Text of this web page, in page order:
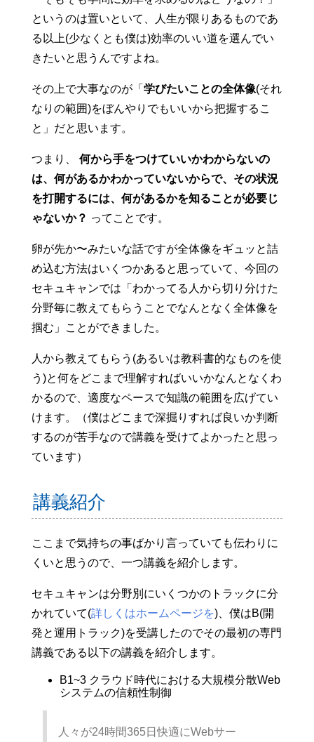
というのは置いといて、人生が限りあるものであ
る以上(少なくとも僕は)効率のいい道を選んでい
きたいと思うんですよね。
その上で大事なのが「 学びたいことの全体像(それ
なりの範囲)をぼんやりでもいいから把握するこ
と」だと思います。
つまり、 何から手をつけていいかわからないの
は、何があるかわかっていないからで、その状況
を打開するには、何があるかを知ることが必要じ
ゃないか？ ってことです。
卵が先か〜みたいな話ですが全体像をギュッと詰
め込む方法はいくつかあると思っていて、今回の
セキュキャンでは「わかってる人から切り分けた
分野毎に教えてもらうことでなんとなく全体像を
掴む」ことができました。
人から教えてもらう(あるいは教科書的なものを使
う)と何をどこまで理解すればいいかなんとなくわ
かるので、適度なペースで知識の範囲を広げてい
けます。（僕はどこまで深掘りすれば良いか判断
するのが苦手なので講義を受けてよかったと思っ
ています）
講義紹介
ここまで気持ちの事ばかり言っていても伝わりに
くいと思うので、一つ講義を紹介します。
セキュキャンは分野別にいくつかのトラックに分
かれていて(詳しくはホームページを)、僕はB(開
発と運用トラック)を受講したのでその最初の専門
講義である以下の講義を紹介します。
B1~3 クラウド時代における大規模分散Web
システムの信頼性制御
人々が24時間365日快適にWebサー